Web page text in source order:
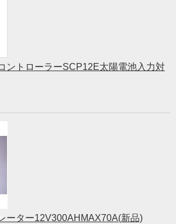
ントローラーSCP12E太陽電池入力対
ーター12V300AHMAX70A(新品)